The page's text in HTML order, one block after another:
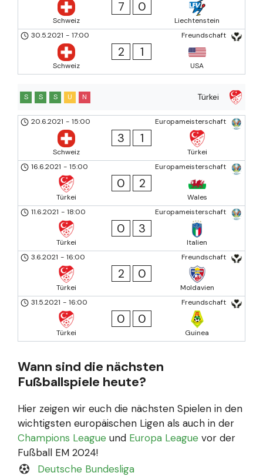
Schweiz
7 0
Liechtenstein
Freundschaft
30.5.2021 - 17:00
Schweiz
2 1
USA
Türkei
S S S U N
Europameisterschaft
20.6.2021 - 15:00
Schweiz
3 1
Türkei
Europameisterschaft
16.6.2021 - 15:00
Türkei
0 2
Wales
Europameisterschaft
11.6.2021 - 18:00
Türkei
0 3
Italien
Freundschaft
3.6.2021 - 16:00
Türkei
2 0
Moldavien
Freundschaft
31.5.2021 - 16:00
Türkei
0 0
Guinea
Wann sind die nächsten
Fußballspiele heute?
Hier zeigen wir euch die nächsten Spielen in den
wichtigsten europäischen Ligen als auch in der
Champions League und Europa League vor der
Fußball EM 2024!
Deutsche Bundesliga